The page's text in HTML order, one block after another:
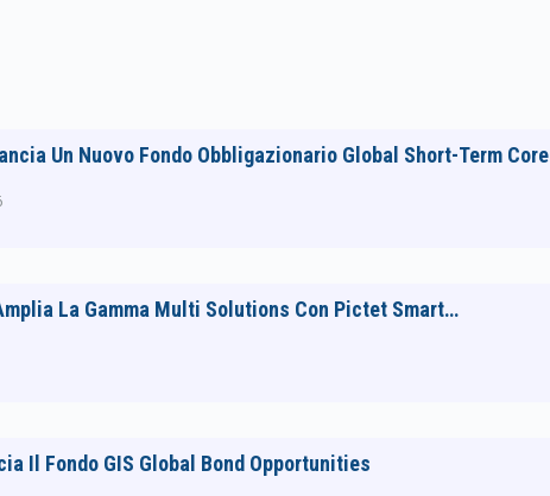
Un Nuovo Fondo Obbligazionario Global Short-Term Core
La Gamma Multi Solutions Con Pictet Smart…
Il Fondo GIS Global Bond Opportunities